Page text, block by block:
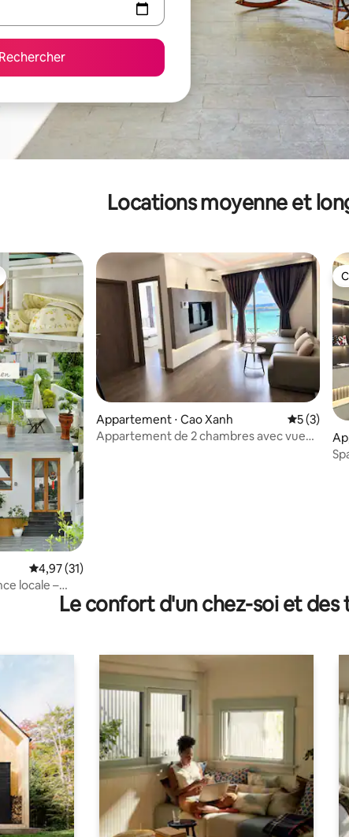
Rechercher
Locations moyenne et
Évaluation moyenne sur la base de 31 commentaires : 4,97
4,97 (31)
locale –
Appartement ⋅ Cao Xanh Évaluation
5 (3)
Appartement de 2 chambres avec vue
Le confort d'un chez-soi et